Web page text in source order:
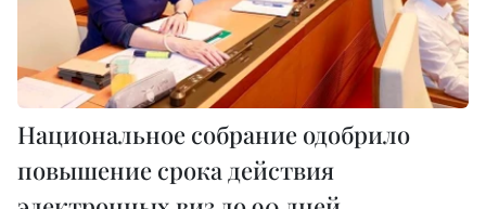
Национальное собрание одобрило
повышение срока действия